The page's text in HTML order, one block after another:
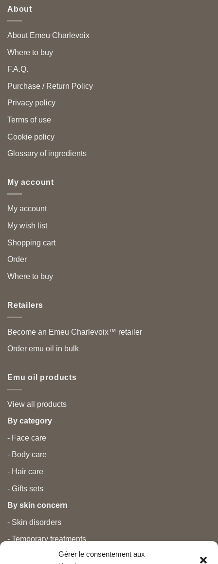
Gérer le consentement aux
About
About Emeu Charlevoix
Where to buy
F.A.Q.
Purchase / Return Policy
Privacy policy
Terms of use
Cookie policy
Glossary of ingredients
My account
My account
My wish list
Shopping cart
Order
Where to buy
Retailers
Become an Emeu Charlevoix™ retailer
Order emu oil in bulk
Emu oil products
View all products
By category
- Face care
- Body care
- Hair care
- Gifts sets
By skin concern
- Skin disorders
- Temporary treatments